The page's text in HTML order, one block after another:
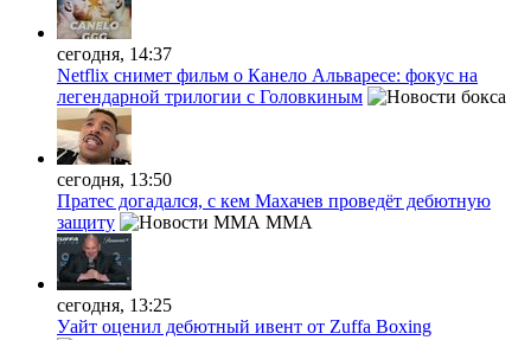
сегодня, 14:37
Netflix снимет фильм о Канело Альваресе: фокус на
легендарной трилогии с Головкиным
сегодня, 13:50
Пратес догадался, с кем Махачев проведёт дебютную
защиту
MMA
сегодня, 13:25
Уайт оценил дебютный ивент от Zuffa Boxing